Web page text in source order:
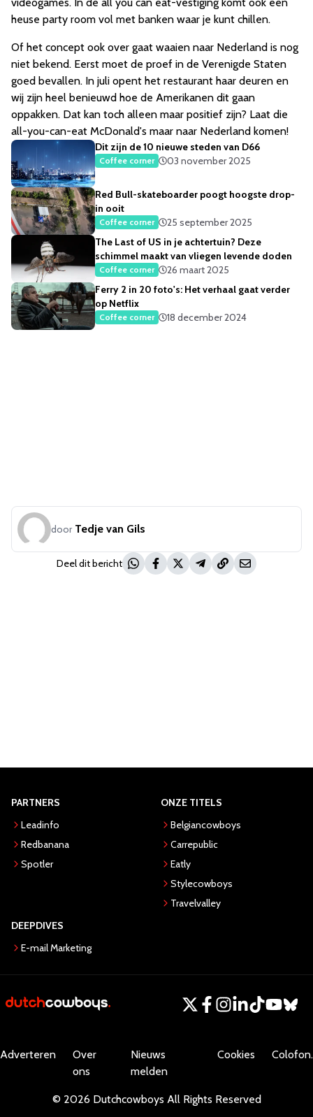
heuse party room vol met banken waar je kunt chillen.
Of het concept ook over gaat waaien naar Nederland is nog
niet bekend. Eerst moet de proef in de Verenigde Staten
goed bevallen. In juli opent het restaurant haar deuren en
wij zijn heel benieuwd hoe de Amerikanen dit gaan
oppakken. Dat kan toch alleen maar positief zijn? Laat die
all-you-can-eat McDonald's maar naar Nederland komen!
Dit zijn de 10 nieuwe steden van D66
Coffee corner 03 november 2025
Red Bull-skateboarder poogt hoogste drop-
in ooit
Coffee corner
25 september 2025
The Last of US in je achtertuin? Deze
schimmel maakt van vliegen levende doden
Coffee corner
26 maart 2025
Ferry 2 in 20 foto's: Het verhaal gaat verder
op Netflix
Coffee corner 18 december 2024
door Tedje van Gils
Deel dit bericht
PARTNERS
Leadinfo
Redbanana
Spotler
ONZE TITELS
Belgiancowboys
Carrepublic
Eatly
Stylecowboys
Travelvalley
DEEPDIVES
E-mail Marketing
Adverteren
Over
ons
Nieuws
melden
Cookies Colofon.
© 2026 Dutchcowboys All Rights Reserved